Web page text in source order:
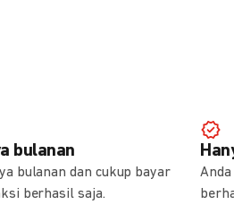
bulanan
bulanan dan cukup bayar
berhasil saja.